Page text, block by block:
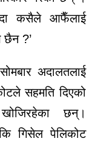
कसैले आफैँलाई
छैन ?’
अदालतलाई
सहमति दिएको
छन्।
गिसेल पेलिकोट